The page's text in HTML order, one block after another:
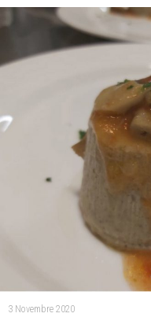
3 Novembre 2020